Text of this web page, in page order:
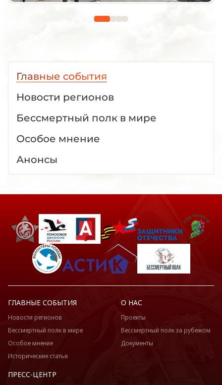
Главные события
Новости регионов
Бессмертный полк в мире
Особое мнение
Анонсы
ГЛАВНЫЕ СОБЫТИЯ
Новости регионов
Бессмертный полк в мире
Особое мнение
Исторические статьи
О НАС
Проекты
Бессмертный полк за рубежом
Документы
ПРЕСС-ЦЕНТР